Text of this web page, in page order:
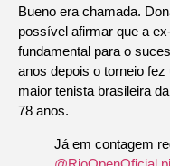
Bueno era chamada.
possível afirmar que a
fundamental para o
anos depois o torneio
maior tenista brasileira
78 anos.
Já em contagem